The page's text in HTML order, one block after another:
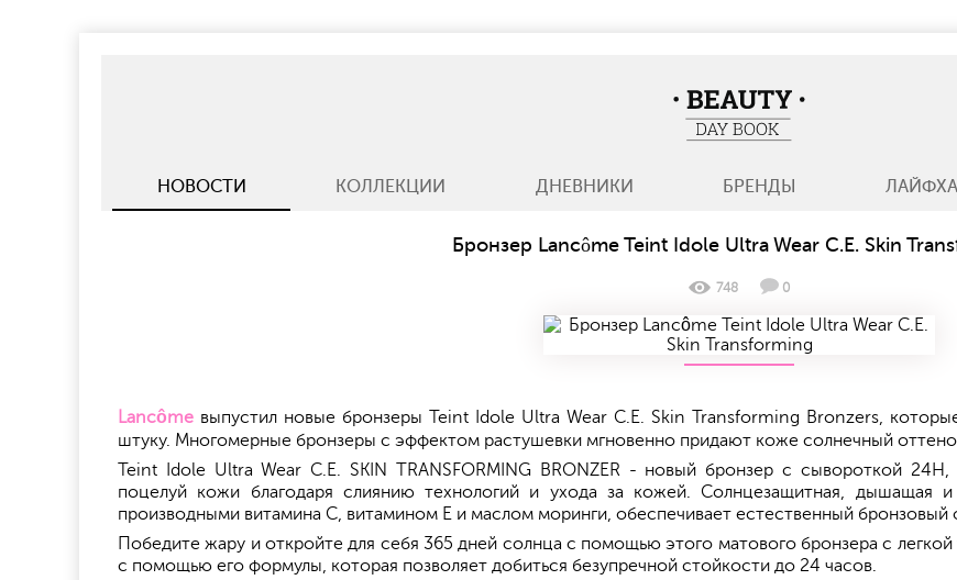
НОВОСТИ КОЛЛЕКЦИИ ДНЕВНИКИ БРЕНДЫ
BeautyDayBook
Бронзер Lancôme Teint Idole Ultra Wear C.E. Skin
748 0
Lancôme выпустил новые бронзеры Teint Idole Ultra Wear C.E. Skin Transforming Bronzers,
штуку. Многомерные бронзеры с эффектом растушевки мгновенно придают коже солнечный
Teint Idole Ultra Wear C.E. SKIN TRANSFORMING BRONZER - новый бронзер с сывороткой
поцелуй кожи благодаря слиянию технологий и ухода за кожей. Солнцезащитная, дышащая
производными витамина С, витамином Е и маслом моринги, обеспечивает естественный
Победите жару и откройте для себя 365 дней солнца с помощью этого матового бронзера с
с помощью его формулы, которая позволяет добиться безупречной стойкости до 24 часов.